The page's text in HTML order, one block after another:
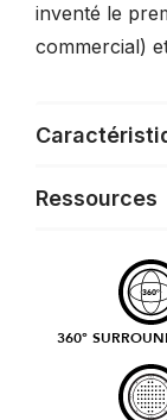
inventé le
commercial)
Ressources
360°